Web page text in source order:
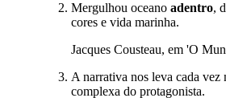
Mergulhou oceano adentro,
cores e vida marinha.
Jacques Cousteau, em 'O
A narrativa nos leva cada vez
complexa do protagonista.